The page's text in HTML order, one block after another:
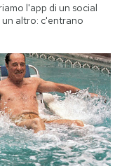
l'app di un social
altro: c'entrano